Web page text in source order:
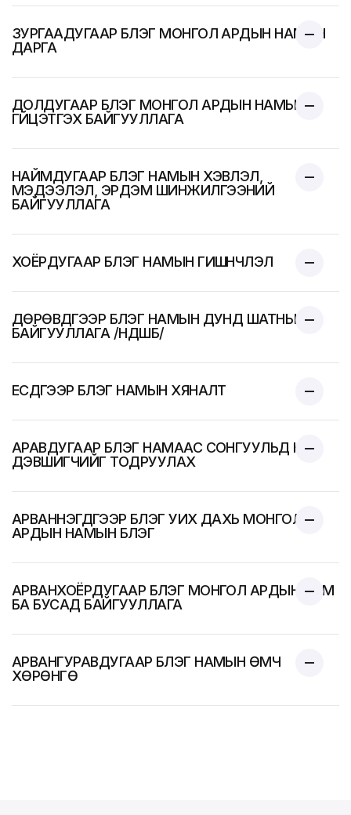
ЗУРГААДУГААР БҮЛЭГ МОНГОЛ АРДЫН НАМЫН
ДАРГА
ДОЛДУГААР БҮЛЭГ МОНГОЛ АРДЫН НАМЫН
ГҮЙЦЭТГЭХ БАЙГУУЛЛАГА
НАЙМДУГААР БҮЛЭГ НАМЫН ХЭВЛЭЛ,
МЭДЭЭЛЭЛ, ЭРДЭМ ШИНЖИЛГЭЭНИЙ
БАЙГУУЛЛАГА
ХОЁРДУГААР БҮЛЭГ НАМЫН ГИШҮҮНЧЛЭЛ
ДӨРӨВДҮГЭЭР БҮЛЭГ НАМЫН ДУНД ШАТНЫ
БАЙГУУЛЛАГА /НДШБ/
ЕСДҮГЭЭР БҮЛЭГ НАМЫН ХЯНАЛТ
АРАВДУГААР БҮЛЭГ НАМААС СОНГУУЛЬД НЭР
ДЭВШИГЧИЙГ ТОДРУУЛАХ
АРВАННЭГДҮГЭЭР БҮЛЭГ УИХ ДАХЬ МОНГОЛ
АРДЫН НАМЫН БҮЛЭГ
АРВАНХОЁРДУГААР БҮЛЭГ МОНГОЛ АРДЫН НАМ
БА БУСАД БАЙГУУЛЛАГА
АРВАНГУРАВДУГААР БҮЛЭГ НАМЫН ӨМЧ
ХӨРӨНГӨ